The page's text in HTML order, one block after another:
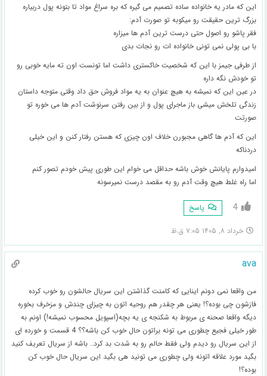
این که مادر یه خانواده ساده تصمیم می گیره که بره سراغ مواد تا بتونه پول دربیاره
بزرگ ترین حقیقت رو میکوبه تو صورت آدم:
فقر پاشو رو اصول حتی درست ترین آدم ها میزاره
با بی پولی نمی تونی خانواده ات رو نجات بدی
از طرفی جیمز با این که شخصیت خاکستری داشت اما تونست اون ته مایه خوبی رو
تو خودش نگه داره
در عین این که نمیشه به هیچ عنوان به یه مواد فروش حق داد وقتی متوجه داستان
زندگی تلخش میشی باز ماجرای پول و از بین رفتن سرنوشت آدم ها می خوره تو
صورتت
این که آدم ها گاهی مجبورن خلاف اون چیزی که هستن رفتار کنن و این خیلی
دردناکه
امیدوارم پایانش خوش باشه حداقل می خوام این طوری پیش خودم تصور کنم
اما راه غلط هیچ وقت آدم رو به مقصد درست نمیرسونه
4 پاسخ
خرداد ۸, ۱۴۰۵ ۷:۰۵ ق.ظ
ava
من واقعا نمی دونم اینایی که کامنت گذاشتن این سریال حالشون رو خوب کرده
فازشون چی بوده؟! یعنی هر چقدر هم روحیه اتون به چیزای چندش و مزخرف بخوره
دیگه واقعا صحنه ی مربوط به شکنجه ی یه بچه(اسپویل محسوب نمیشه!) اونم به
طور خیلی فجیع چطوری می تونه براتون حال خوب کن باشه؟؟ 4 قسمت و خورده ای
از این سریال رو دیدم ولی فقط حالم رو به شدت بد کرد.. باشه از سریال تعریف کنید
بگید مورد علاقه اتونه ولی چطوری می تونید هی بگید این سریال حال خوب کن
بوده؟!